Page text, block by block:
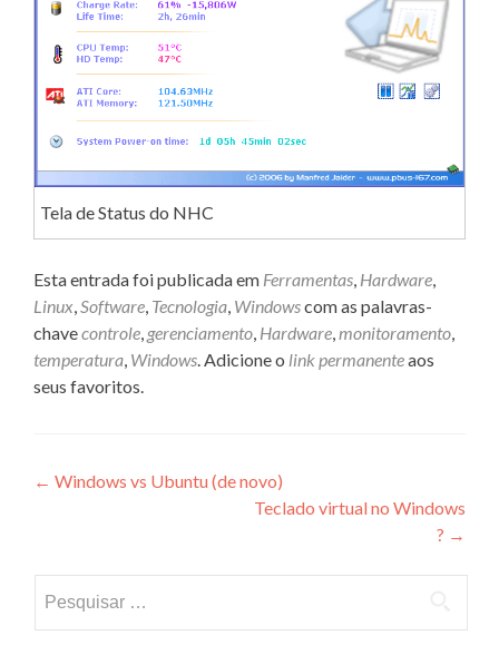
Tela de Status do NHC
Esta entrada foi publicada em Ferramentas, Hardware,
Linux,Software, Tecnologia, Windowscom as palavras-
chavecontrole, gerenciamento, Hardware,monitoramento,
temperatura, Windows. Adicione o link permanenteaos
seus favoritos.
Navegação
Post
← Windows vs Ubuntu (de novo)
Teclado virtual no Windows
? →
por: